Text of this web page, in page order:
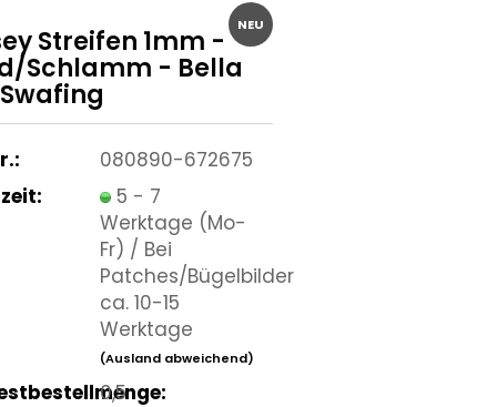
NEU
Streifen 1mm -
Schlamm - Bella
080890-672675
5 - 7
Werktage (Mo-
Fr) / Bei
Patches/Bügelbilder
ca. 10-15
Werktage
(Ausland abweichend)
0,5